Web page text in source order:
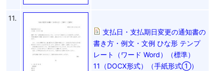
11.
支払日・支払期日変更の通知書の
書き方・例文・文例 ひな形 テンプ
レート（ワード Word）（標準）
11（DOCX形式）（手紙形式①）